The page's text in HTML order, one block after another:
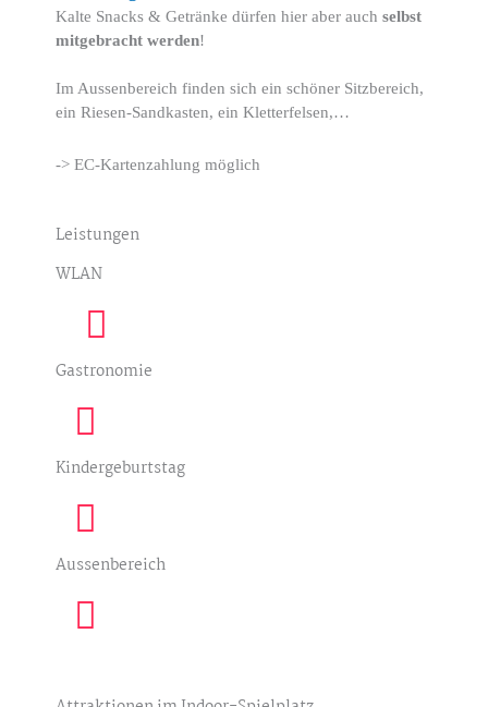
Kalte Snacks & Getränke dürfen hier aber auchselbst
mitgebracht werden!
Im Aussenbereich finden sich ein schöner Sitzbereich,
ein Riesen-Sandkasten, ein Kletterfelsen,…
-> EC-Kartenzahlung möglich
Leistungen
WLAN
Gastronomie
Kindergeburtstag
Aussenbereich